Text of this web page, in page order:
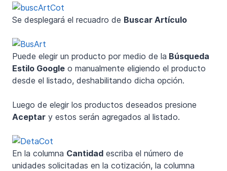
Se desplegará el recuadro de Buscar Artículo
Puede elegir un producto por medio de la Búsqueda
Estilo Google o manualmente eligiendo el producto
desde el listado, deshabilitando dicha opción.
Luego de elegir los productos deseados presione
Aceptar y estos serán agregados al listado.
En la columna Cantidad escriba el número de
unidades solicitadas en la cotización, la columna